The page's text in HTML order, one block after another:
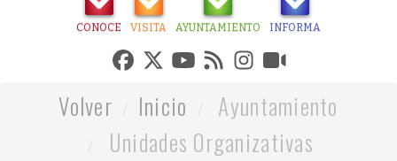
CONOCE VISITA AYUNTAMIENTO INFORMA
Volver Inicio
Ayuntamiento
Unidades Organizativas